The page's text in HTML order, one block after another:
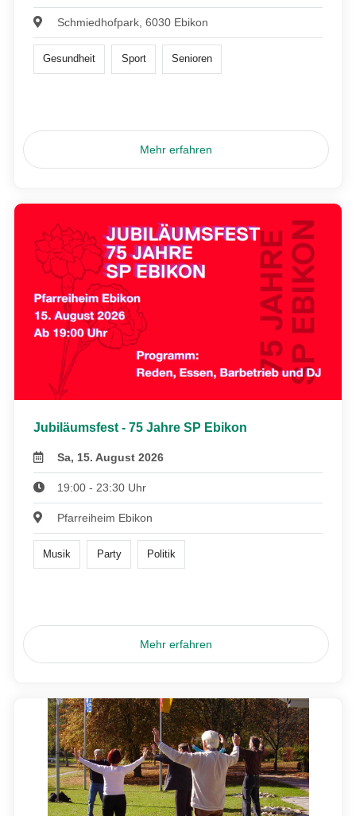
Schmiedhofpark, 6030 Ebikon
Gesundheit Sport Senioren
Mehr erfahren
Jubiläumsfest - 75 Jahre SP Ebikon
Sa, 15. August 2026
19:00 - 23:30 Uhr
Pfarreiheim Ebikon
Musik Party Politik
Mehr erfahren